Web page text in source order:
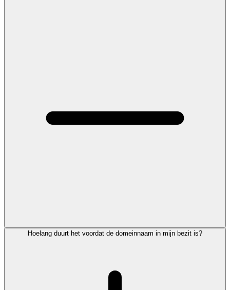
Hoelang duurt het voordat de domeinnaam in mijn bezit is?